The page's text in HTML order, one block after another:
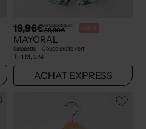
19,96€Prix boutique :
39,90€ -50%
MAYORAL
Salopette - Coupe droite vert
T : 1 M, 3 M
ACHAT EXPRESS